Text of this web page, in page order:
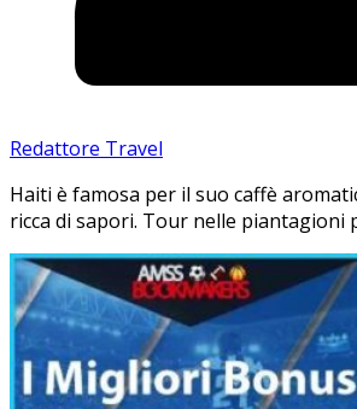
Redattore Travel
Haiti è famosa per il suo caffè
ricca di sapori. Tour nelle piantagioni